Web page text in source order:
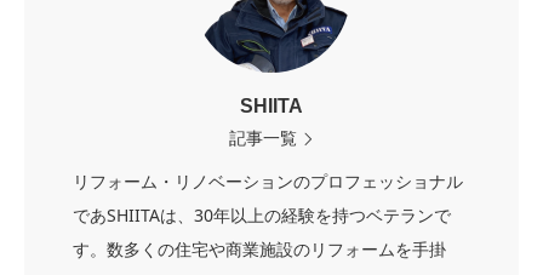
SHIITA
記事一覧
リフォーム・リノベーションのプロフェッショナル
であSHIITAは、30年以上の経験を持つベテランで
す。数多くの住宅や商業施設のリフォームを手掛